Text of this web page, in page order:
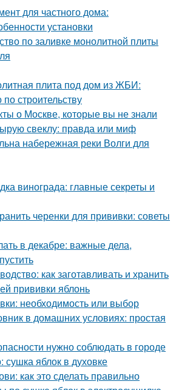
для частного дома:
установки
по заливке монолитной плиты
плита под дом из ЖБИ:
строительству
о Москве, которые вы не знали
свеклу: правда или миф
набережная реки Волги для
винограда: главные секреты и
черенки для прививки: советы
в декабре: важные дела,
как заготавливать и хранить
прививки яблонь
необходимость или выбор
в домашних условиях: простая
нужно соблюдать в городе
сушка яблок в духовке
как это сделать правильно